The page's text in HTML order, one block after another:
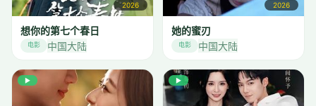
2026
想你的第七个春日
电影 中国大陆
2026
她的蜜刃
电影 中国大陆
▶ ▶